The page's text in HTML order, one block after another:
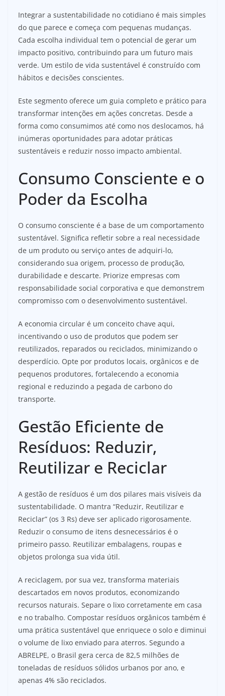
Integrar a sustentabilidade no cotidiano é mais simples
do que parece e começa com pequenas mudanças.
Cada escolha individual tem o potencial de gerar um
impacto positivo, contribuindo para um futuro mais
verde. Um estilo de vida sustentável é construído com
hábitos e decisões conscientes.
Este segmento oferece um guia completo e prático para
transformar intenções em ações concretas. Desde a
forma como consumimos até como nos deslocamos, há
inúmeras oportunidades para adotar práticas
sustentáveis e reduzir nosso impacto ambiental.
Consumo Consciente e o
Poder da Escolha
O consumo consciente é a base de um comportamento
sustentável. Significa refletir sobre a real necessidade
de um produto ou serviço antes de adquiri-lo,
considerando sua origem, processo de produção,
durabilidade e descarte. Priorize empresas com
responsabilidade social corporativa e que demonstrem
compromisso com o desenvolvimento sustentável.
A economia circular é um conceito chave aqui,
incentivando o uso de produtos que podem ser
reutilizados, reparados ou reciclados, minimizando o
desperdício. Opte por produtos locais, orgânicos e de
pequenos produtores, fortalecendo a economia
regional e reduzindo a pegada de carbono do
transporte.
Gestão Eficiente de
Resíduos: Reduzir,
Reutilizar e Reciclar
A gestão de resíduos é um dos pilares mais visíveis da
sustentabilidade. O mantra “Reduzir, Reutilizar e
Reciclar” (os 3 Rs) deve ser aplicado rigorosamente.
Reduzir o consumo de itens desnecessários é o
primeiro passo. Reutilizar embalagens, roupas e
objetos prolonga sua vida útil.
A reciclagem, por sua vez, transforma materiais
descartados em novos produtos, economizando
recursos naturais. Separe o lixo corretamente em casa
e no trabalho. Compostar resíduos orgânicos também é
uma prática sustentável que enriquece o solo e diminui
o volume de lixo enviado para aterros. Segundo a
ABRELPE, o Brasil gera cerca de 82,5 milhões de
toneladas de resíduos sólidos urbanos por ano, e
apenas 4% são reciclados.